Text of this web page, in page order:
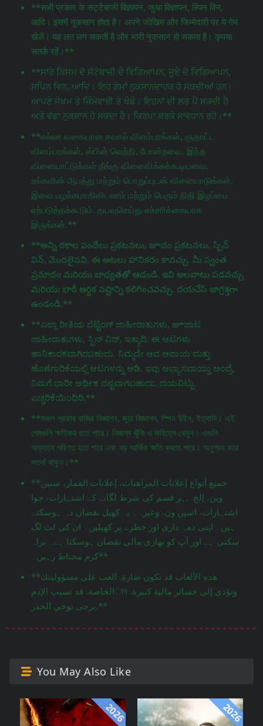
**सभी प्रकार के सट्टेबाजी विज्ञापन, जुआ विज्ञापन, स्पिन विन,
आदि। इसमें नुकसान होता है। अपने जोखिम और जिम्मेदारी पर ये गेम
खेलें। यह लत लग सकती है और भारी नुकसान हो सकता है। कृपया
सतर्क रहें।**
**ਸਾਰੇ ਕਿਸਮ ਦੇ ਸੱਟੇਬਾਜ਼ੀ ਦੇ ਵਿਗਿਆਪਨ, ਜੂਏ ਦੇ ਵਿਗਿਆਪਨ,
ਸਪਿਨ ਵਿਨ, ਆਦਿ। ਇਹ ਗੇਮਾਂ ਨੁਕਸਾਨਦਾਹਕ ਹੋ ਸਕਦੀਆਂ ਹਨ।
ਆਪਣੇ ਜੋਖਮ ਤੇ ਜ਼ਿੰਮੇਵਾਰੀ ਤੇ ਖੇਡੋ। ਇਹਨਾਂ ਦੀ ਲਤ ਪੈ ਸਕਦੀ ਹੈ
ਅਤੇ ਵੱਡਾ ਨੁਕਸਾਨ ਹੋ ਸਕਦਾ ਹੈ। ਕਿਰਪਾ ਕਰਕੇ ਸਾਵਧਾਨ ਰਹੋ।**
**எல்லா வகையான சவால் விளம்பரங்கள், சூதாட்ட
விளம்பரங்கள், ஸ்பின் வெற்றி, போன்றவை. இந்த
விளையாட்டுக்கள் தீங்கு விளைவிக்கக்கூடியவை.
உங்களின் ஆபத்து மற்றும் பொறுப்புடன் விளையாடுங்கள்.
இவை பழக்கமாகிவிடலாம் மற்றும் பெரும் நிதி இழப்பை
ஏற்படுத்தக்கூடும். தயவுசெய்து எச்சரிக்கையாக
இருங்கள்.**
**అన్ని రకాల పందేలు ప్రకటనలు, జూదం ప్రకటనలు, స్పిన్
విన్, మొదలైనవి. ఈ ఆటలు హానికరం కావచ్చు. మీ స్వంత
ప్రమాదం మరియు బాధ్యతతో ఆడండి. ఇవి అలవాటు పడవచ్చు
మరియు భారీ ఆర్థిక నష్టాన్ని కలిగించవచ్చు. దయచేసి జాగ్రತ್ತగా
ఉండండి.**
**ಎಲ್ಲಾ ರೀತಿಯ ಬೆಟ್ಟಿಂಗ್ ಜಾಹೀರಾತುಗಳು, జూಜಾಟ
ಜಾಹೀರಾತುಗಳು, ಸ್ಪಿನ್ ವಿನ್, ಇತ್ಯಾದಿ. ಈ ಆಟಗಳು
ಹಾನಿಕಾರಕವಾಗಿರಬಹುದು. ನಿಮ್ಮದೇ ಆದ ಅಪಾಯ ಮತ್ತು
ಹೊಣೆಗಾರಿಕೆಯಲ್ಲಿ ಆಟಗಳನ್ನು ಆಡಿ. ಇವು ಅಭ್ಯಾಸವಾಯ್ತು ಅಂದ್ರೆ,
ನಿಮಗೆ ಭಾರೀ ಆರ್ಥಿಕ ನಷ್ಟವಾಗಬಹುದು. ದಯವಿಟ್ಟು
ಎಚ್ಚರಿಕೆಯಿಂದಿರಿ.**
**সকল প্রকার বাজির বিজ্ঞাপন, জুয়া বিজ্ঞাপন, স্পিন উইন, ইত্যাদি। এই
গেমগুলি ক্ষতিকর হতে পারে। নিজস্ব ঝুঁকি ও দায়িত্বে খেলুন। এগুলি
অভ্যাসে পরিণত হতে পারে এবং বড় আর্থিক ক্ষতি করতে পারে। অনুগ্রহ করে
সতর্ক থাকুন।**
**جميع أنواع إعلانات المراهنات، إعلانات القمار، سبين
وين، إلخ. ,ہر قسم کی شرط لگانے کے اشتہارات، جوا
اشتہارات، اسپن ون، وغیرہ۔ یہ کھیل نقصان دہ ہوسکتے
ہیں۔ اپنی ذمہ داری اور خطرے پر کھیلیں۔ ان کی لت لگ
سکتی ہے اور آپ کو بھاری مالی نقصان ہوسکتا ہے۔ براہ
کرم محتاط رہیں۔**
**هذه الألعاب قد تكون ضارة. العب على مسؤوليتك
الخاصة. قد تسبب الإدمান وتؤدي إلى خسائر مالية كبيرة.
يرجى توخي الحذر.**
You May Also Like
2026 2026